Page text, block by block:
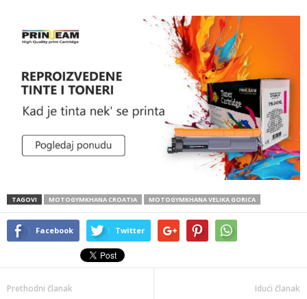
TAGOVI MOTOGYMKHANA CROATIA MOTOGYMKHANA VELIKA GORICA
Facebook Twitter
Prethodni članak Idući članak